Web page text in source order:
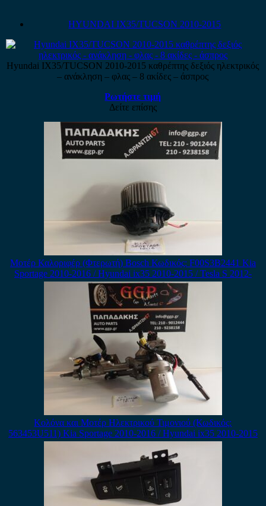
HYUNDAI IX35/TUCSON 2010-2015
Hyundai IX35/TUCSON 2010-2015 καθρέπτης δεξιός ηλεκτρικός
– ανάκληση – φλας – 8 ακίδες – άσπρος
Ρωτήστε τιμή
Δείτε επίσης
Μοτέρ Καλοριφέρ (Φτερωτή) Bosch Κωδικός: F00S3B2441 Kia
Sportage 2010-2016 / Hyundai ix35 2010-2015 / Tesla S 2012-
Κολόνα και Μοτέρ Ηλεκτρικού Τιμονιού (Κωδικός:
563453U511) Kia Sportage 2010-2016 / Hyundai ix35 2010-2015